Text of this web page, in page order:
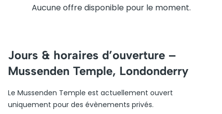
Aucune offre disponible pour le moment.
Jours & horaires d’ouverture –
Mussenden Temple, Londonderry
Le Mussenden Temple est actuellement ouvert
uniquement pour des évènements privés.